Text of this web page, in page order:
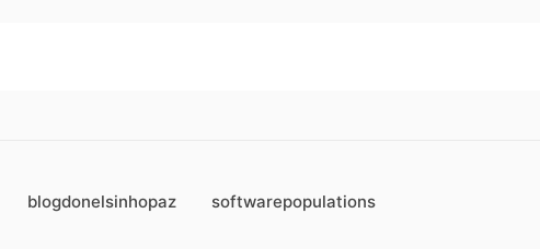
blogdonelsinhopaz softwarepopulations